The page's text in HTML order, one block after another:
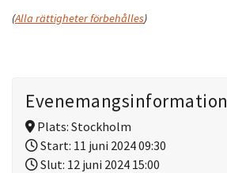
(Alla rättigheter förbehålles)
Evenemangsinformation
Plats: Stockholm
Start: 11 juni 2024 09:30
Slut: 12 juni 2024 15:00